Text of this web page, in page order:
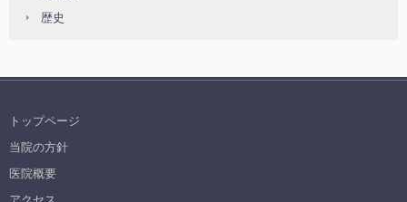
歴史
トップページ
当院の方針
医院概要